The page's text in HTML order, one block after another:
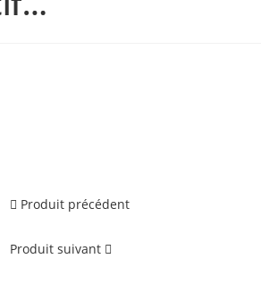
Produit précédent
Produit suivant